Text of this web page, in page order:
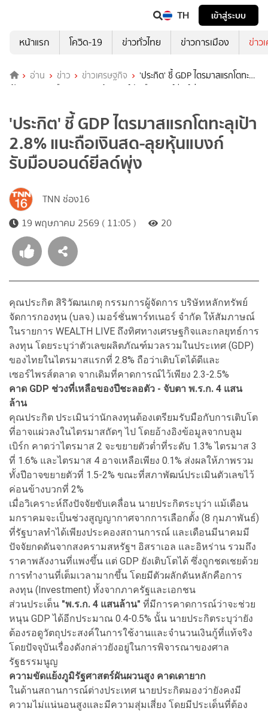
TH
เข้าสู่ระบบ
หน้าแรก
โควิด-19 ข่าวทั่วไทย ข่าวการเมือง ข่าว
อ่าน ข่าว ข่าวเศรษฐกิจ
'ประกิต' ชี้ GDP ไตรมาสแรกโตทะลุ
เป้า 2.8% แนะถือเงินสด-ลุยหุ้นแบงก์ รับมือบอนด์ยีลด์พุ่ง
'ประกิต' ชี้ GDP ไตรมาสแรกโตทะลุเป้า
2.8% แนะถือเงินสด-ลุยหุ้นแบงก์
รับมือบอนด์ยีลด์พุ่ง
TNN ช่อง16
19 พฤษภาคม 2569 ( 11:05 )
20
คุณประกิต สิริวัฒนเกตุ กรรมการผู้จัดการ บริษัทหลักทรัพย์
จัดการกองทุน (บลจ.) เมอร์ชั่นพาร์ทเนอร์ จำกัด ให้สัมภาษณ์
ในรายการ WEALTH LIVE ถึงทิศทางเศรษฐกิจและกลยุทธ์การ
ลงทุน โดยระบุว่าตัวเลขผลิตภัณฑ์มวลรวมในประเทศ (GDP)
ของไทยในไตรมาสแรกที่ 2.8% ถือว่าเติบโตได้ดีและ
เซอร์ไพรส์ตลาด จากเดิมที่คาดการณ์ไว้เพียง 2.3-2.5%
คาด GDP ช่วงที่เหลือของปีชะลอตัว - จับตา พ.ร.ก. 4 แสน
ล้าน
คุณประกิต ประเมินว่านักลงทุนต้องเตรียมรับมือกับการเติบโต
ที่อาจแผ่วลงในไตรมาสถัดๆ ไป โดยอ้างอิงข้อมูลจากบลูม
เบิร์ก คาดว่าไตรมาส 2 จะขยายตัวต่ำที่ระดับ 1.3% ไตรมาส 3
ที่ 1.6% และไตรมาส 4 อาจเหลือเพียง 0.1% ส่งผลให้ภาพรวม
ทั้งปีอาจขยายตัวที่ 1.5-2% ขณะที่สภาพัฒน์ประเมินตัวเลขไว้
ค่อนข้างบวกที่ 2%
เมื่อวิเคราะห์ถึงปัจจัยขับเคลื่อน นายประกิตระบุว่า แม้เดือน
มกราคมจะเป็นช่วงสูญญากาศจากการเลือกตั้ง (8 กุมภาพันธ์)
ที่รัฐบาลทำได้เพียงประคองสถานการณ์ และเดือนมีนาคมมี
ปัจจัยกดดันจากสงครามสหรัฐฯ อิสราเอล และอิหร่าน รวมถึง
ราคาพลังงานที่แพงขึ้น แต่ GDP ยังเติบโตได้ ซึ่งถูกชดเชยด้วย
การทำงานที่เต็มเวลามากขึ้น โดยมีตัวผลักดันหลักคือการ
ลงทุน (Investment) ทั้งจากภาครัฐและเอกชน
ส่วนประเด็น "พ.ร.ก. 4 แสนล้าน" ที่มีการคาดการณ์ว่าจะช่วย
หนุน GDP ได้อีกประมาณ 0.4-0.5% นั้น นายประกิตระบุว่ายัง
ต้องรอดูวัตถุประสงค์ในการใช้งานและจำนวนเงินกู้ที่แท้จริง
โดยปัจจุบันเรื่องดังกล่าวยังอยู่ในการพิจารณาของศาล
รัฐธรรมนูญ
ความขัดแย้งภูมิรัฐศาสตร์ผันผวนสูง คาดเดายาก
ในด้านสถานการณ์ต่างประเทศ นายประกิตมองว่ายังคงมี
ความไม่แน่นอนสูงและมีความสุ่มเสี่ยง โดยมีประเด็นที่ต้อง